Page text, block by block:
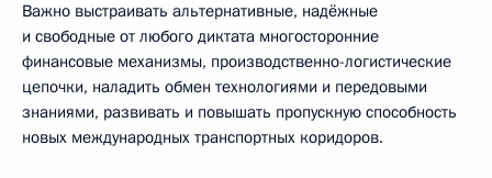
Важно выстраивать альтернативные, надёжные
и свободные от любого диктата многосторонние
финансовые механизмы, производственно-логистические
цепочки, наладить обмен технологиями и передовыми
знаниями, развивать и повышать пропускную способность
новых международных транспортных коридоров.